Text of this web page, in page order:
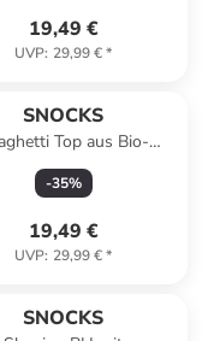
19,49 €
UVP: 29,99 €*
SNOCKS
Top aus Bio-
2 Stück in
Schwarz
-35%
19,49 €
UVP: 29,99 €*
SNOCKS